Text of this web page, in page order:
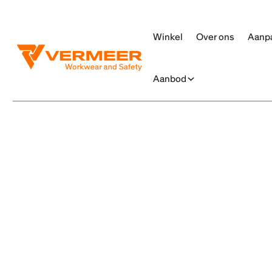
Winkel Over ons
Aanbod